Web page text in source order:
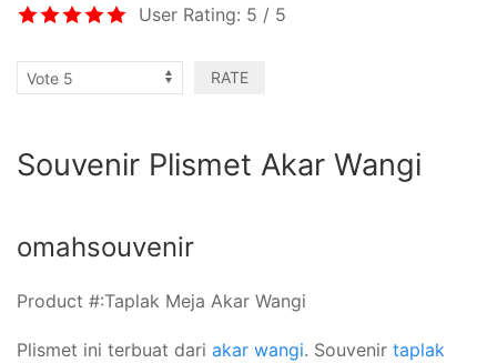
User Rating: 5 / 5
Souvenir Plismet Akar Wangi
omahsouvenir
Product #:Taplak Meja Akar Wangi
Plismet ini terbuat dari akar wangi. Souvenir taplak